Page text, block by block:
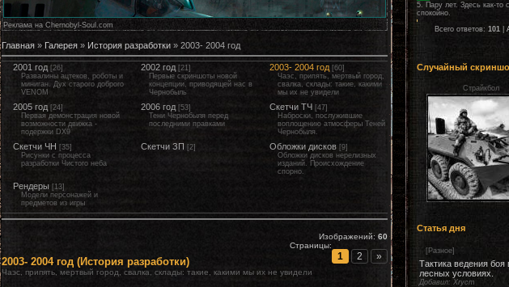
Реклама на Chernobyl-Soul.com
Главная» Галерея» История разработки» 2003- 2004 год
2001 год [26]
Развалины ацтеков, роботы и
миниган. Дух старого доброго
VENOM
2002 год [21]
Первые скриншоты новой
концепции, приводящей нас в
Чернобыль
2003- 2004 год [60]
Чаэс, припять, мертвый город,
свалка, склады: такие, какими
мы их не увидели
2005 год [24]
Первая демонстрация новой
возможности движка -
подержки DX9
2006 год [53]
Тени Чернобыля перед
последними правками
Скетчи ТЧ [47]
Наброски, послужившие
воплощению атмосферы Теней
Чернобыля.
Скетчи ЧН [35]
Рисунки с процесса
разработки Чистого неба
Скетчи ЗП [2] Обложки дисков [9]
Обложки дисков нерелизных
изданий. Происхождение
спорно.
Рендеры [13]
Модели персонажей и
предметов из игры
2003- 2004 год (История разработки)
Изображений: 60
Страницы:
1 2 »
Чаэс, припять, мертвый город, свалка, склады: такие, какими мы их не увидели
5. Пару лет. Здесь как-то
спокойно.
Всего ответов: 101
Случайный
Страйкбол
Статья дня
[Разное]
Тактика ведения боя
лесных условиях.
Добавил: Xryст